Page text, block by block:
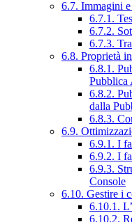
6.7. Immagini
6.7.1.
6.7.2.
6.7.3.
6.8. Proprietà
6.8.1.
Pubblica
6.8.2.
dalla
6.8.3.
6.9.
6.9.1. I
6.9.2. I
6.9.3.
Console
6.10. Gestire i
6.10.1.
6.10.2.